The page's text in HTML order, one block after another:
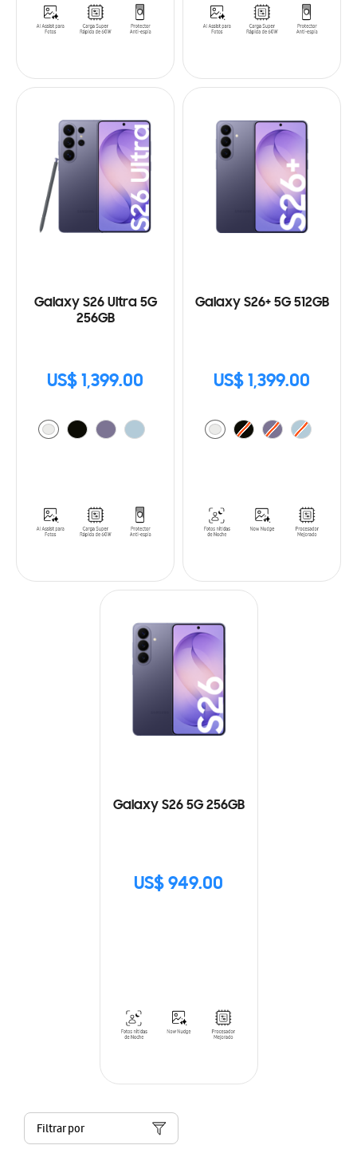
Galaxy S26 Ultra 5G
256GB
US$ 1,399.00
Galaxy S26+ 5G 512GB
US$ 1,399.00
Galaxy S26 5G 256GB
US$ 949.00
Filtrar por